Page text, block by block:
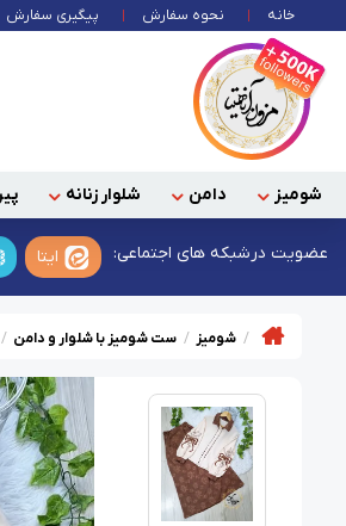
خانه نحوه سفارش پیگیری سفارش
شومیز دامن شلوار زنانه
عضویت درشبکه های اجتماعی: ایتا
شومیز ست شومیز با شلوار و دامن